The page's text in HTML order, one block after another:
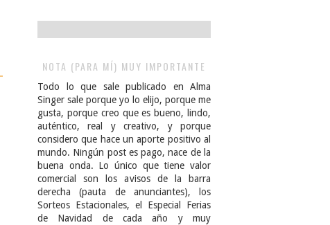
NOTA (PARA MÍ) MUY IMPORTANTE
Todo lo que sale publicado en Alma
Singer sale porque yo lo elijo, porque me
gusta, porque creo que es bueno, lindo,
auténtico, real y creativo, y porque
considero que hace un aporte positivo al
mundo. Ningún post es pago, nace de la
buena onda. Lo único que tiene valor
comercial son los avisos de la barra
derecha (pauta de anunciantes), los
Sorteos Estacionales, el Especial Ferias
de Navidad de cada año y muy